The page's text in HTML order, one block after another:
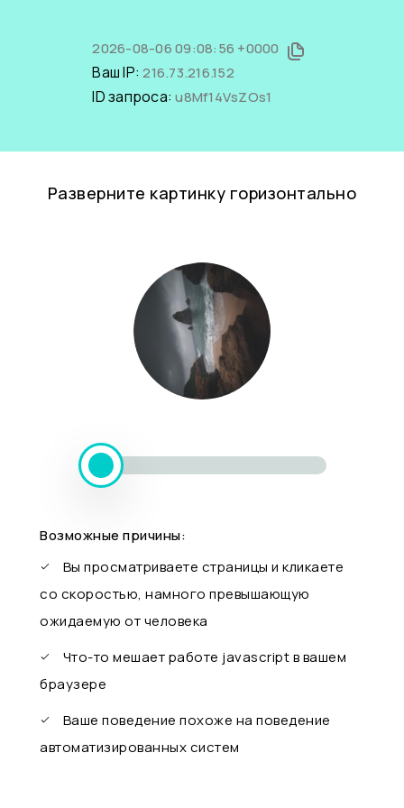
2026-08-06 09:08:56 +0000
Ваш IP:216.73.216.152
ID запроса:u8Mf14VsZOs1
Разверните картинку горизонтально
Возможные причины:
Вы просматриваете страницы и кликаете
со скоростью, намного превышающую
ожидаемую от человека
Что-то мешает работе javascript в вашем
браузере
Ваше поведение похоже на поведение
автоматизированных систем